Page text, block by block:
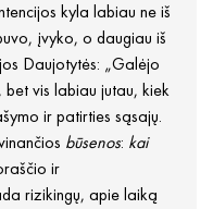
kyla labiau ne iš
įvyko, o daugiau iš
Daujotytės: „Galėjo
bet vis labiau jutau, kiek
ir patirties sąsajų.
būsenos: kai
ir
rizikingų, apie laiką